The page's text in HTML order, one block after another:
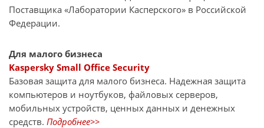
Поставщика «Лаборатории Касперского» в Российской
Федерации.
Для малого бизнеса
Kaspersky Small Office Security
Базовая защита для малого бизнеса. Надежная защита
компьютеров и ноутбуков, файловых серверов,
мобильных устройств, ценных данных и денежных
средств. Подробнее>>